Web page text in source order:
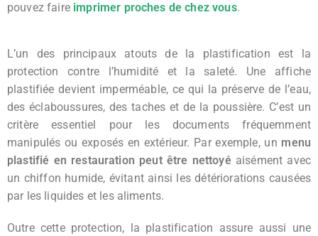
pouvez faire imprimer proches de chez vous.
L’un des principaux atouts de la plastification est la
protection contre l’humidité et la saleté. Une affiche
plastifiée devient imperméable, ce qui la préserve de l’eau,
des éclaboussures, des taches et de la poussière. C’est un
critère essentiel pour les documents fréquemment
manipulés ou exposés en extérieur. Par exemple, un menu
plastifié en restauration peut être nettoyé aisément avec
un chiffon humide, évitant ainsi les détériorations causées
par les liquides et les aliments.
Outre cette protection, la plastification assure aussi une